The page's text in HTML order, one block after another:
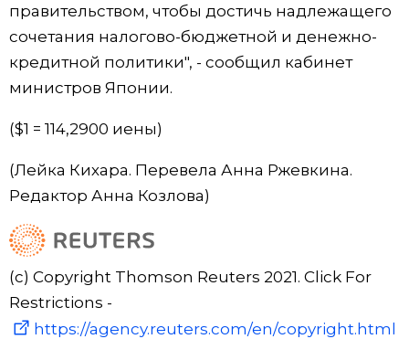
правительством, чтобы достичь надлежащего
сочетания налогово-бюджетной и денежно-
кредитной политики", - сообщил кабинет
министров Японии.
($1 = 114,2900 иены)
(Лейка Кихара. Перевела Анна Ржевкина.
Редактор Анна Козлова)
(c) Copyright Thomson Reuters 2021. Click For
Restrictions -
https://agency.reuters.com/en/copyright.html